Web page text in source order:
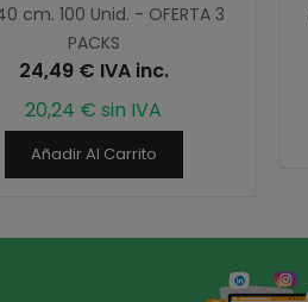
cm. 100 Unid. - OFERTA 3
PACKS
24,49 € IVA inc.
20,24 € sin IVA
Añadir Al Carrito